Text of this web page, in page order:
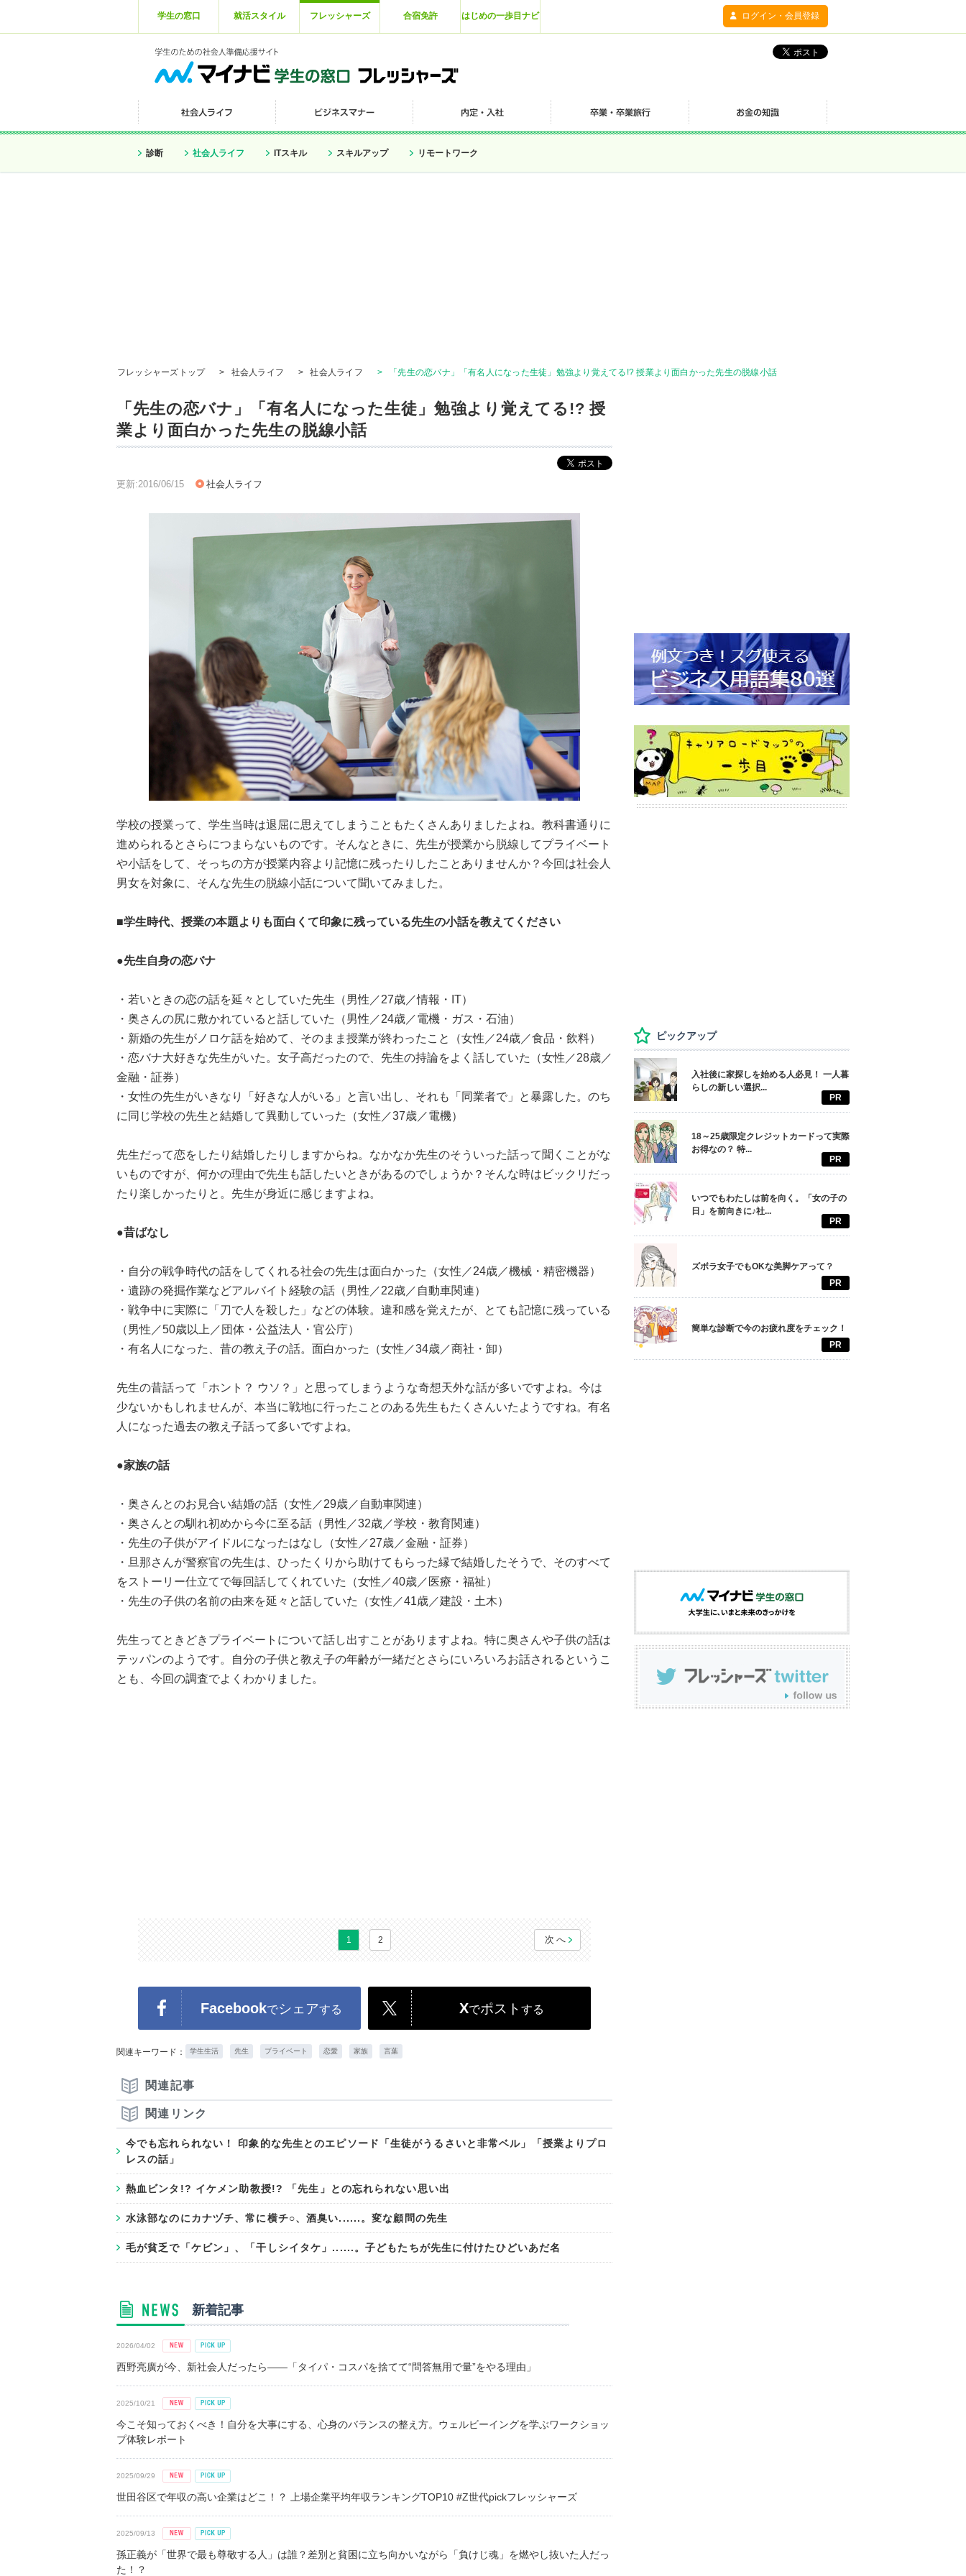
学生の窓口 就活スタイル フレッシャーズ 合宿免許 はじめの一歩目ナビ ログイン・会員登録
診断 社会人ライフ ITスキル スキルアップ リモートワーク
フレッシャーズトップ > 社会人ライフ > 社会人ライフ > 「先生の恋バナ」「有名人になった生徒」勉強より覚えてる!? 授業より面白かった先生の脱線小話
「先生の恋バナ」「有名人になった生徒」勉強より覚えてる!? 授
業より面白かった先生の脱線小話
更新:2016/06/15 社会人ライフ
学校の授業って、学生当時は退屈に思えてしまうこともたくさんありましたよね。教科書通りに
進められるとさらにつまらないものです。そんなときに、先生が授業から脱線してプライベート
や小話をして、そっちの方が授業内容より記憶に残ったりしたことありませんか？今回は社会人
男女を対象に、そんな先生の脱線小話について聞いてみました。
■学生時代、授業の本題よりも面白くて印象に残っている先生の小話を教えてください
●先生自身の恋バナ
・若いときの恋の話を延々としていた先生（男性／27歳／情報・IT）
・奥さんの尻に敷かれていると話していた（男性／24歳／電機・ガス・石油）
・新婚の先生がノロケ話を始めて、そのまま授業が終わったこと（女性／24歳／食品・飲料）
・恋バナ大好きな先生がいた。女子高だったので、先生の持論をよく話していた（女性／28歳／
金融・証券）
・女性の先生がいきなり「好きな人がいる」と言い出し、それも「同業者で」と暴露した。のち
に同じ学校の先生と結婚して異動していった（女性／37歳／電機）
先生だって恋をしたり結婚したりしますからね。なかなか先生のそういった話って聞くことがな
いものですが、何かの理由で先生も話したいときがあるのでしょうか？そんな時はビックリだっ
たり楽しかったりと。先生が身近に感じますよね。
●昔ばなし
・自分の戦争時代の話をしてくれる社会の先生は面白かった（女性／24歳／機械・精密機器）
・遺跡の発掘作業などアルバイト経験の話（男性／22歳／自動車関連）
・戦争中に実際に「刀で人を殺した」などの体験。違和感を覚えたが、とても記憶に残っている
（男性／50歳以上／団体・公益法人・官公庁）
・有名人になった、昔の教え子の話。面白かった（女性／34歳／商社・卸）
先生の昔話って「ホント？ ウソ？」と思ってしまうような奇想天外な話が多いですよね。今は
少ないかもしれませんが、本当に戦地に行ったことのある先生もたくさんいたようですね。有名
人になった過去の教え子話って多いですよね。
●家族の話
・奥さんとのお見合い結婚の話（女性／29歳／自動車関連）
・奥さんとの馴れ初めから今に至る話（男性／32歳／学校・教育関連）
・先生の子供がアイドルになったはなし（女性／27歳／金融・証券）
・旦那さんが警察官の先生は、ひったくりから助けてもらった縁で結婚したそうで、そのすべて
をストーリー仕立てで毎回話してくれていた（女性／40歳／医療・福祉）
・先生の子供の名前の由来を延々と話していた（女性／41歳／建設・土木）
先生ってときどきプライベートについて話し出すことがありますよね。特に奥さんや子供の話は
テッパンのようです。自分の子供と教え子の年齢が一緒だとさらにいろいろお話されるというこ
とも、今回の調査でよくわかりました。
1 2 次へ
Facebookでシェアする Xでポスト する
関連キーワード： 学生生活 先生 プライベート 恋愛 家族 言葉
関連記事
関連リンク
今でも忘れられない！ 印象的な先生とのエピソード「生徒がうるさいと非常ベル」「授業よりプロ
レスの話」
熱血ビンタ!? イケメン助教授!? 「先生」との忘れられない思い出
水泳部なのにカナヅチ、常に横チ○、酒臭い......。変な顧問の先生
毛が貧乏で「ケビン」、「干しシイタケ」......。子どもたちが先生に付けたひどいあだ名
新着記事
2026/04/02
西野亮廣が今、新社会人だったら――「タイパ・コスパを捨てて“問答無用で量”をやる理由」
2025/10/21
今こそ知っておくべき！自分を大事にする、心身のバランスの整え方。ウェルビーイングを学ぶワークショッ
プ体験レポート
2025/09/29
世田谷区で年収の高い企業はどこ！？ 上場企業平均年収ランキングTOP10 #Z世代pickフレッシャーズ
2025/09/13
孫正義が「世界で最も尊敬する人」は誰？差別と貧困に立ち向かいながら「負けじ魂」を燃やし抜いた人だっ
た！？
ピックアップ
入社後に家探しを始める人必見！ 一人暮
らしの新しい選択...
PR
18～25歳限定クレジットカードって実際
お得なの？ 特...
PR
いつでもわたしは前を向く。「女の子の
日」を前向きに♪社...
PR
ズボラ女子でもOKな美脚ケアって？
PR
簡単な診断で今のお疲れ度をチェック！
PR